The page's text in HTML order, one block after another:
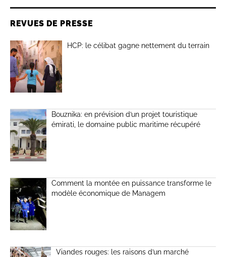
REVUES DE PRESSE
HCP: le célibat gagne nettement du terrain
Bouznika: en prévision d’un projet touristique
émirati, le domaine public maritime récupéré
Comment la montée en puissance transforme le
modèle économique de Managem
Viandes rouges: les raisons d’un marché